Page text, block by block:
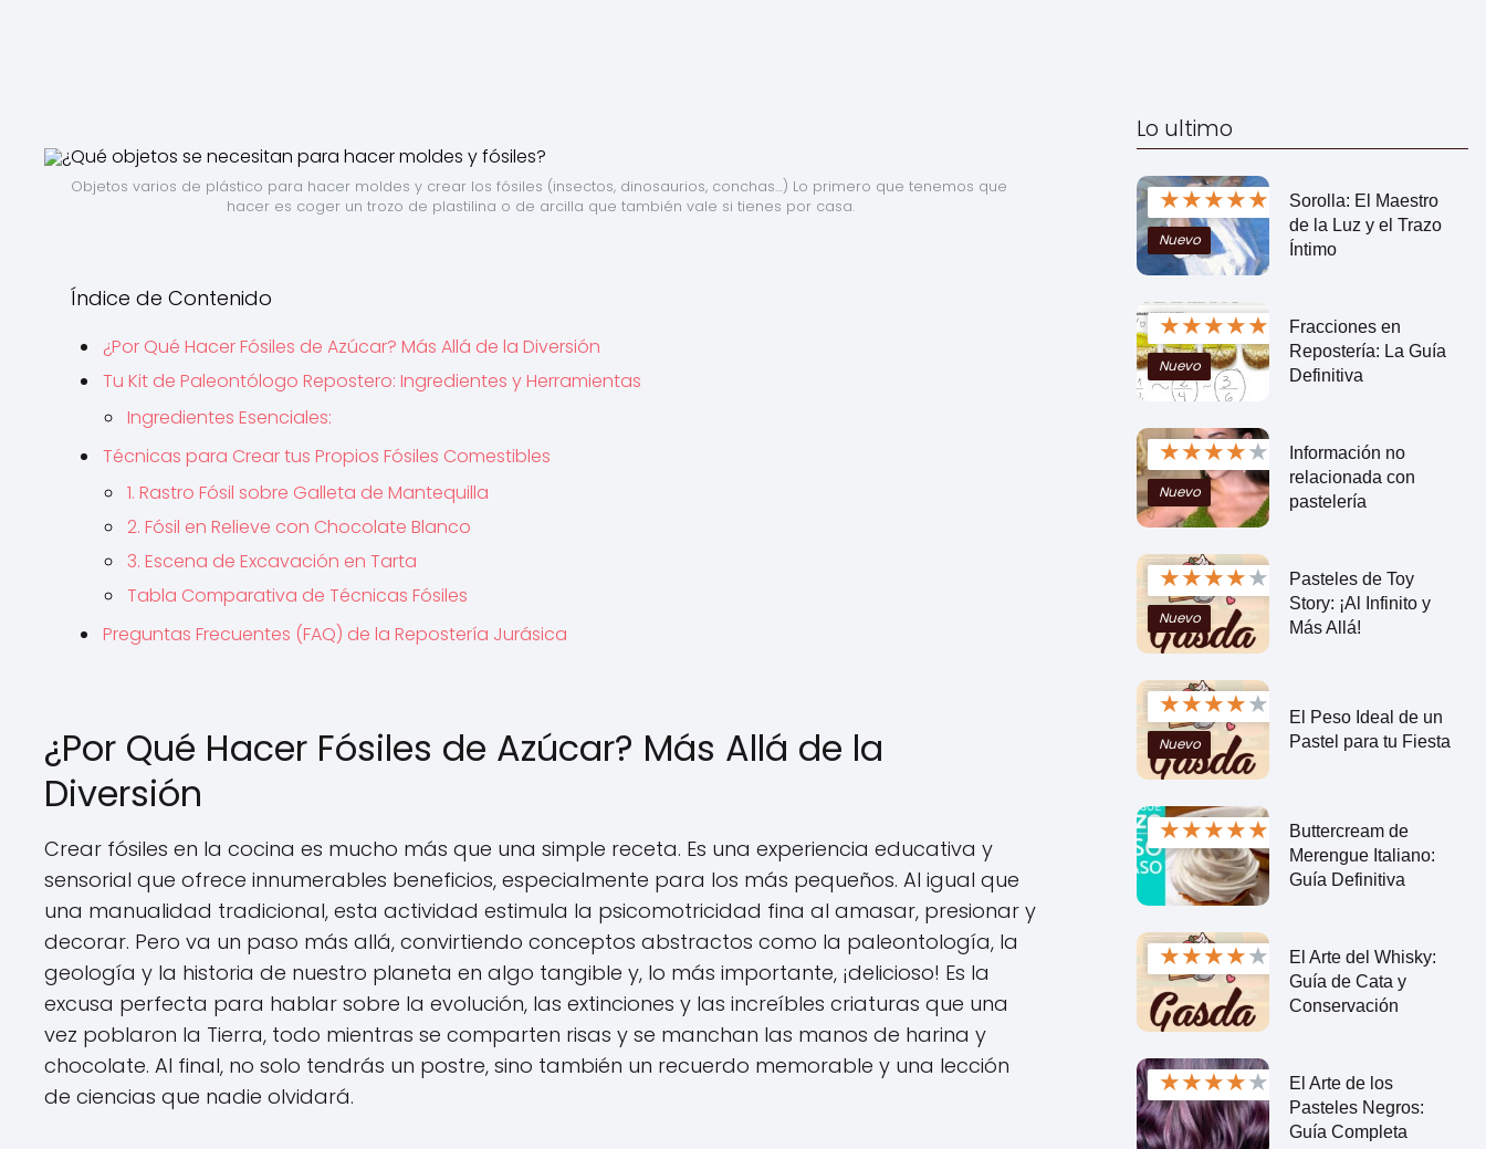
Objetos varios de plástico para hacer moldes y crear los fósiles (insectos, dinosaurios, conchas…) Lo primero que tenemos que
hacer es coger un trozo de plastilina o de arcilla que también vale si tienes por casa.
Índice de Contenido
¿Por Qué Hacer Fósiles de Azúcar? Más Allá de la Diversión
Tu Kit de Paleontólogo Repostero: Ingredientes y Herramientas
Ingredientes Esenciales:
Técnicas para Crear tus Propios Fósiles Comestibles
1. Rastro Fósil sobre Galleta de Mantequilla
2. Fósil en Relieve con Chocolate Blanco
3. Escena de Excavación en Tarta
Tabla Comparativa de Técnicas Fósiles
Preguntas Frecuentes (FAQ) de la Repostería Jurásica
¿Por Qué Hacer Fósiles de Azúcar? Más Allá de la
Diversión
Crear fósiles en la cocina es mucho más que una simple receta. Es una experiencia educativa y
sensorial que ofrece innumerables beneficios, especialmente para los más pequeños. Al igual que
una manualidad tradicional, esta actividad estimula la psicomotricidad fina al amasar, presionar y
decorar. Pero va un paso más allá, convirtiendo conceptos abstractos como la paleontología, la
geología y la historia de nuestro planeta en algo tangible y, lo más importante, ¡delicioso! Es la
excusa perfecta para hablar sobre la evolución, las extinciones y las increíbles criaturas que una
vez poblaron la Tierra, todo mientras se comparten risas y se manchan las manos de harina y
chocolate. Al final, no solo tendrás un postre, sino también un recuerdo memorable y una lección
de ciencias que nadie olvidará.
Lo ultimo
★★★★★
Nuevo
Sorolla: El Maestro
de la Luz y el Trazo
Íntimo
★★★★★
Nuevo
Fracciones en
Repostería: La Guía
Definitiva
★★★★★
Nuevo
Información no
relacionada con
pastelería
★★★★★
Nuevo
Pasteles de Toy
Story: ¡Al Infinito y
Más Allá!
★★★★★
Nuevo
El Peso Ideal de un
Pastel para tu Fiesta
★★★★★
Buttercream de
Merengue Italiano:
Guía Definitiva
★★★★★
El Arte del Whisky:
Guía de Cata y
Conservación
★★★★★
El Arte de los
Pasteles Negros:
Guía Completa